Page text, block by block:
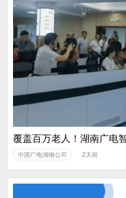
覆盖百万老人！湖南广电
中国广电湖南公司 2天前